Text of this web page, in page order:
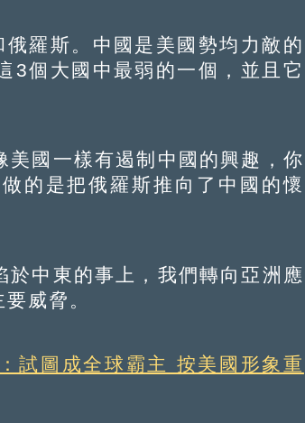
羅斯。中國是美國勢均力敵的
3個大國中最弱的一個，並且它
國一樣有遏制中國的興趣，你
的是把俄羅斯推向了中國的懷
中東的事上，我們轉向亞洲應
威脅。
試圖成全球霸主 按美國形象重